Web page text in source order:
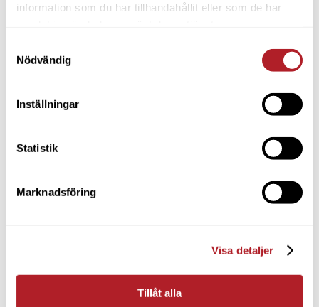
information som du har tillhandahållit eller som de har
Nödvändig
Inställningar
Statistik
Marknadsföring
Visa detaljer
Tillåt alla